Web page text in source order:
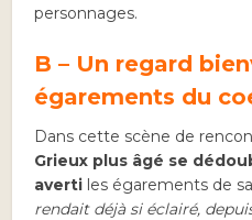
personnages.
B – Un regard
égarements du
Dans cette scène de
Grieux plus âgé se
averti les égarements de
rendait déjà si éclairé,